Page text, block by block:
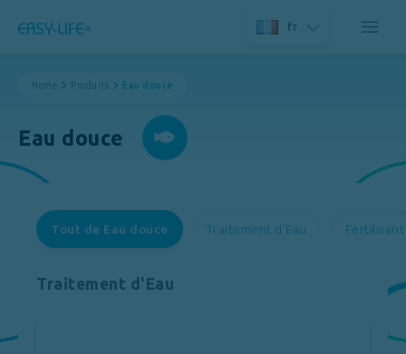
fr
Home Produits Eau douce
Eau douce
Tout de Eau douce Traitement d'Eau Fertilisant
Traitement d'Eau